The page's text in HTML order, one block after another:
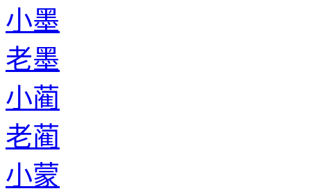
小墨
老墨
小蔺
老蔺
小蒙